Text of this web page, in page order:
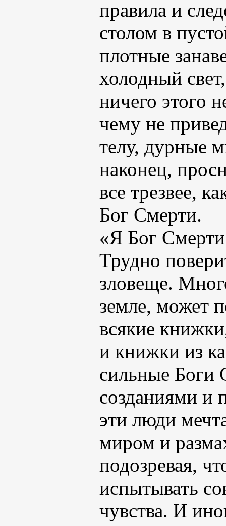
правила и
столом в
плотные
холодный
ничего этого
чему не
телу, дурные
наконец,
все трезвее,
Бог Смерти.
«Я Бог
Трудно
зловеще.
земле, может
всякие
и книжки из
сильные Боги
созданиями и
эти люди
миром и
подозревая,
испытывать
чувства. И